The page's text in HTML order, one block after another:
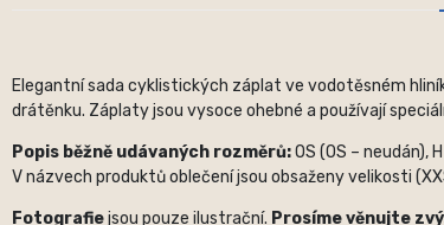
Elegantní sada cyklistických záplat ve vodotěsném
drátěnku. Záplaty jsou vysoce ohebné a používají
Popis běžně udávaných rozměrů:OS (OS – neudán),
V názvech produktů oblečení jsou obsaženy velikosti
Fotografiejsou pouze ilustrační. Prosíme věnujte